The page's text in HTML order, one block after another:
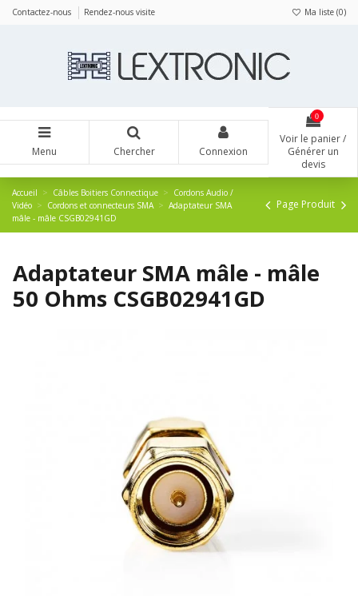
Contactez-nous Rendez-nous visite Ma liste (0)
Menu Chercher Connexion
0
Voir le panier /
Générer un
devis
Accueil Câbles Boitiers Connectique
Cordons Audio /
Vidéo
Cordons et connecteurs SMA
Adaptateur SMA
mâle - mâle CSGB02941GD
Page Produit
Adaptateur SMA mâle - mâle
50 Ohms CSGB02941GD
Panneau de gestion des cookies